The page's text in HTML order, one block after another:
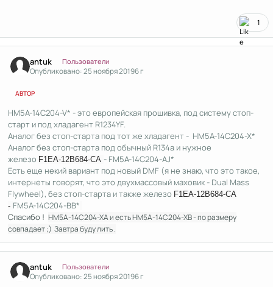
1
antuk Пользователи
Опубликовано:25 ноября 20196 г
АВТОР
HM5A-14C204-V* - это европейская прошивка, под систему стоп-
старт и под хладагент R1234YF.
Аналог без стоп-старта под тот же хладагент - HM5A-14C204-X*
Аналог без стоп-старта под обычный R134a и нужное
железо F1EA-12B684-CA - FM5A-14C204-AJ*
Есть еще некий вариант под новый DMF (я не знаю, что это такое,
интернеты говорят, что это двухмассовый маховик - Dual Mass
Flywheel), без стоп-старта и также железо F1EA-12B684-CA
- FM5A-14C204-BB*
Спасибо ! HM5A-14C204-XA и естьHM5A-14C204-XB - по размеру
совпадает ;) Завтра буду лить .
antuk Пользователи
Опубликовано:25 ноября 20196 г